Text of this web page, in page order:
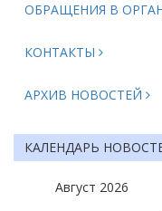
ОБРАЩЕНИЯ В
КОНТАКТЫ
АРХИВ НОВОСТЕЙ
КАЛЕНДАРЬ
Август 2026